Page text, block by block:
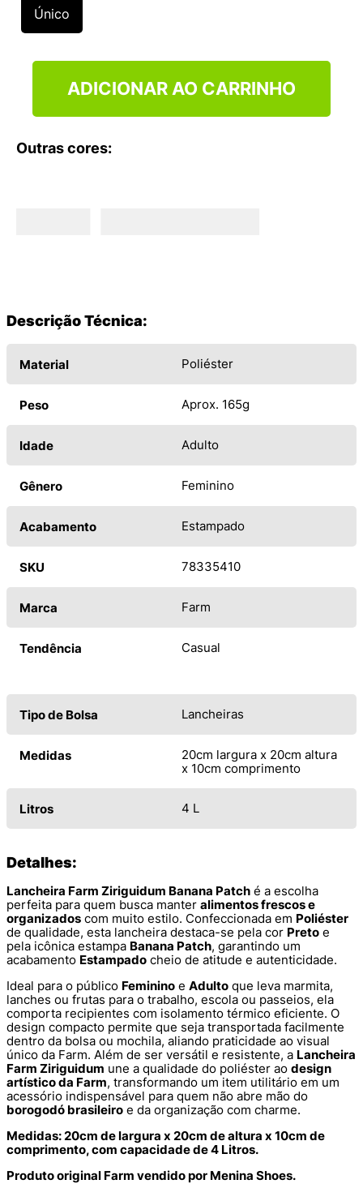
Único
ADICIONAR AO CARRINHO
Outras cores:
Descrição Técnica:
Material Poliéster
Peso Aprox. 165g
Idade Adulto
Gênero Feminino
Acabamento Estampado
SKU 78335410
Marca Farm
Tendência Casual
Tipo de Bolsa Lancheiras
Medidas
20cm largura x 20cm altura
x 10cm comprimento
Litros 4 L
Detalhes:
Lancheira Farm Ziriguidum Banana Patch é a escolha
perfeita para quem busca manter alimentos frescos e
organizados com muito estilo. Confeccionada em Poliéster
de qualidade, esta lancheira destaca-se pela cor Preto e
pela icônica estampa Banana Patch, garantindo um
acabamento Estampado cheio de atitude e autenticidade.
Ideal para o público Feminino e Adulto que leva marmita,
lanches ou frutas para o trabalho, escola ou passeios, ela
comporta recipientes com isolamento térmico eficiente. O
design compacto permite que seja transportada facilmente
dentro da bolsa ou mochila, aliando praticidade ao visual
único da Farm. Além de ser versátil e resistente, a Lancheira
Farm Ziriguidum une a qualidade do poliéster ao design
artístico da Farm, transformando um item utilitário em um
acessório indispensável para quem não abre mão do
borogodó brasileiro e da organização com charme.
Medidas: 20cm de largura x 20cm de altura x 10cm de
comprimento, com capacidade de 4 Litros.
Produto original Farm vendido por Menina Shoes.
º
VANS TÊNIS VANS ULTRARANGE
10º NEW BALANCE 204L